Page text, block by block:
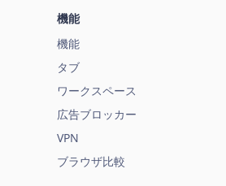
機能
機能
タブ
ワークスペース
広告ブロッカー
VPN
ブラウザ比較